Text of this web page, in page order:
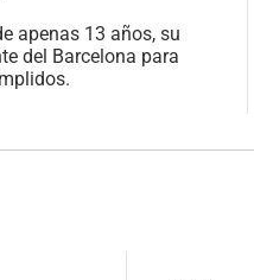
apenas 13 años, su
del Barcelona para